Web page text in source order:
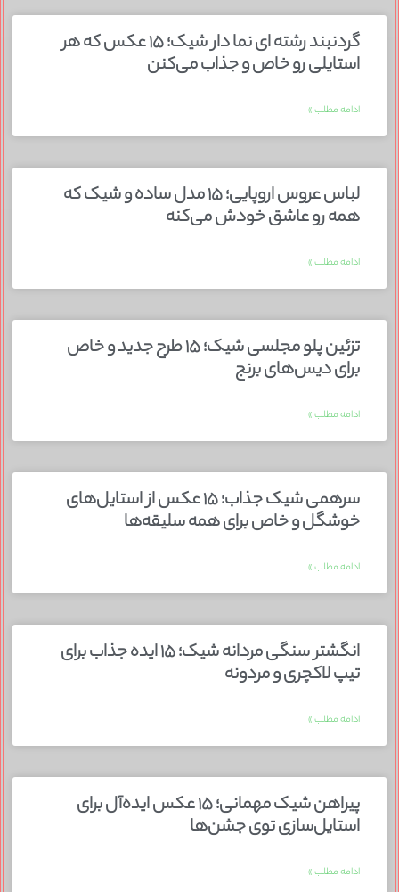
گردنبند رشته ای نما دار شیک؛ ۱۵ عکس که هر
استایلی رو خاص و جذاب می‌کنن
ادامه مطلب »
لباس عروس اروپایی؛ ۱۵ مدل ساده و شیک که
همه رو عاشق خودش می‌کنه
ادامه مطلب »
تزئین پلو مجلسی شیک؛ ۱۵ طرح جدید و خاص
برای دیس‌های برنج
ادامه مطلب »
سرهمی شیک جذاب؛ ۱۵ عکس از استایل‌های
خوشگل و خاص برای همه سلیقه‌ها
ادامه مطلب »
انگشتر سنگی مردانه شیک؛ ۱۵ ایده جذاب برای
تیپ لاکچری و مردونه
ادامه مطلب »
پیراهن شیک مهمانی؛ ۱۵ عکس ایده‌آل برای
استایل‌سازی توی جشن‌ها
ادامه مطلب »